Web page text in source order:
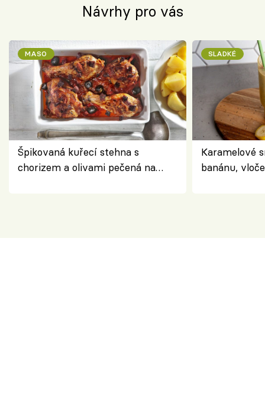
Návrhy pro vás
MASO
Špikovaná kuřecí stehna s
chorizem a olivami pečená na
SLADKÉ
Karamelové
banánu,